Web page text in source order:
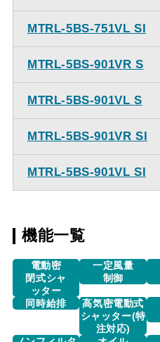
MTRL-5BS-751VL SI
MTRL-5BS-901VR S
MTRL-5BS-901VL S
MTRL-5BS-901VR SI
MTRL-5BS-901VL SI
機能一覧
電動密
閉式シャ
ッター
一定風量
制御
同時給排
高気密電動式
シャッター(特
注対応)